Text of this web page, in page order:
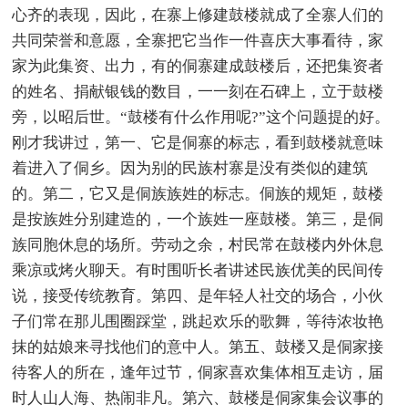
心齐的表现，因此，在寨上修建鼓楼就成了全寨人们的
共同荣誉和意愿，全寨把它当作一件喜庆大事看待，家
家为此集资、出力，有的侗寨建成鼓楼后，还把集资者
的姓名、捐献银钱的数目，一一刻在石碑上，立于鼓楼
旁，以昭后世。“鼓楼有什么作用呢?”这个问题提的好。
刚才我讲过，第一、它是侗寨的标志，看到鼓楼就意味
着进入了侗乡。因为别的民族村寨是没有类似的建筑
的。第二，它又是侗族族姓的标志。侗族的规矩，鼓楼
是按族姓分别建造的，一个族姓一座鼓楼。第三，是侗
族同胞休息的场所。劳动之余，村民常在鼓楼内外休息
乘凉或烤火聊天。有时围听长者讲述民族优美的民间传
说，接受传统教育。第四、是年轻人社交的场合，小伙
子们常在那儿围圈踩堂，跳起欢乐的歌舞，等待浓妆艳
抹的姑娘来寻找他们的意中人。第五、鼓楼又是侗家接
待客人的所在，逢年过节，侗家喜欢集体相互走访，届
时人山人海、热闹非凡。第六、鼓楼是侗家集会议事的